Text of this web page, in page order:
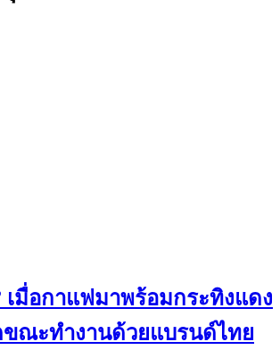
เมื่อกาแฟมาพร้อมกระทิงแดง
ณะทำงานด้วยแบรนด์ไทย